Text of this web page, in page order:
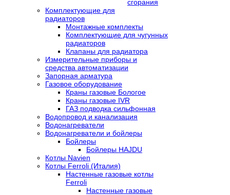
сгорания
Комплектующие для
радиаторов
Монтажные комплекты
Комплектующие для чугунных
радиаторов
Клапаны для радиатора
Измерительные приборы и
средства автоматизации
Запорная арматура
Газовое оборудование
Краны газовые Бологое
Краны газовые IVR
ГАЗ подводка сильфонная
Водопровод и канализация
Водонагреватели
Водонагреватели и бойлеры
Бойлеры
Бойлеры HAJDU
Котлы Navien
Котлы Ferroli (Италия)
Настенные газовые котлы
Ferroli
Настенные газовые